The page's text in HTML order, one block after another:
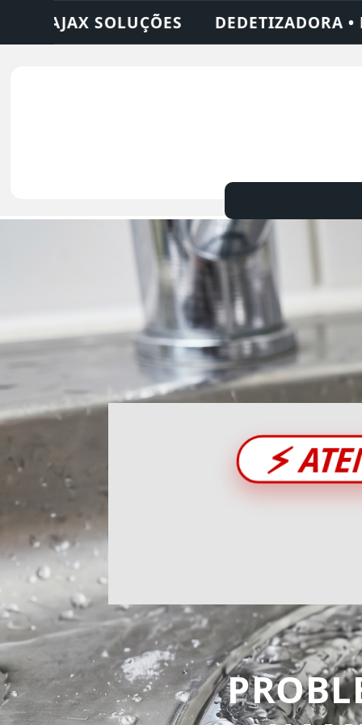
DESENTUPIDORA • LIMPEZA DE FOSSA •
⚡